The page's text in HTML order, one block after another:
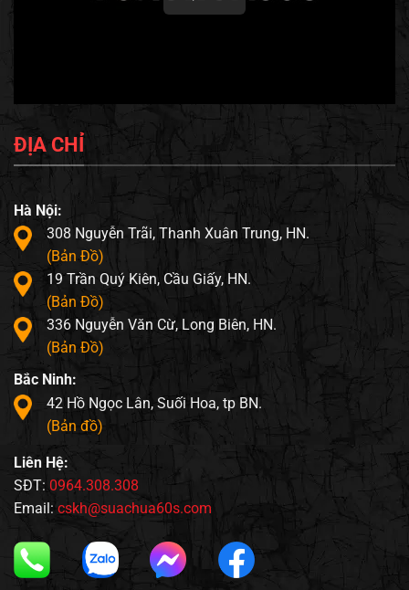
ĐỊA CHỈ
Hà Nội:
308 Nguyễn Trãi, Thanh Xuân Trung, HN.
(Bản Đồ)
19 Trần Quý Kiên, Cầu Giấy, HN.
(Bản Đồ)
336 Nguyễn Văn Cừ, Long Biên, HN.
(Bản Đồ)
Bắc Ninh:
42 Hồ Ngọc Lân, Suối Hoa, tp BN.
(Bản đồ)
Liên Hệ:
SĐT: 0964.308.308
Email: cskh@suachua60s.com